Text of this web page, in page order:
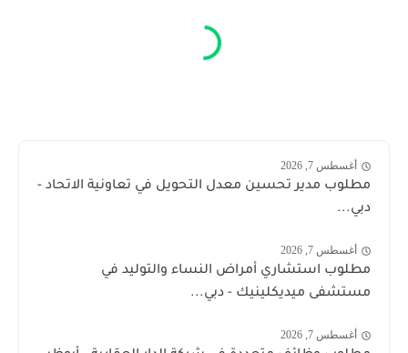
أغسطس 7, 2026
مطلوب مدير تحسين معدل التحويل في تعاونية الاتحاد -
دبي...
أغسطس 7, 2026
مطلوب استشاري أمراض النساء والتوليد في
مستشفى ميديكلينيك - دبي...
أغسطس 7, 2026